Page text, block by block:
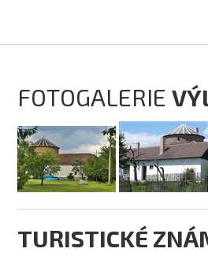
FOTOGALERIE
TURISTICKÉ